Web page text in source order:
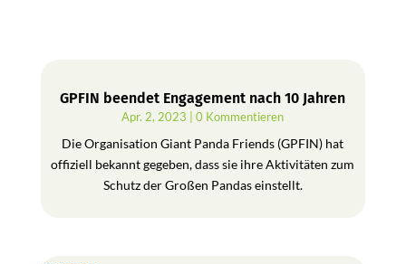
GPFIN beendet Engagement nach 10 Jahren
Apr. 2, 2023 | 0 Kommentieren
Die Organisation Giant Panda Friends (GPFIN) hat
offiziell bekannt gegeben, dass sie ihre Aktivitäten zum
Schutz der Großen Pandas einstellt.